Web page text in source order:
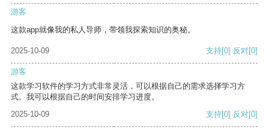
游客
这款app就像我的私人导师，带领我探索知识的奥秘。
2025-10-09 支持[0] 反对[0]
游客
这款学习软件的学习方式非常灵活，可以根据自己的需求选择学习方
式。我可以根据自己的时间安排学习进度。
2025-10-09
支持[0] 反对[0]